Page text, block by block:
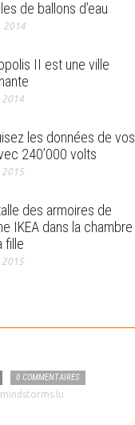
de ballons d’eau
2014
II est une ville
2014
les données de vos
240’000 volts
2015
des armoires de
IKEA dans la chambre
fille
2015
0 COMMENTAIRES